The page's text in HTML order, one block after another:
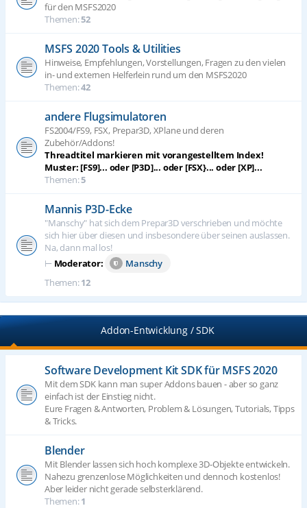
für den MSFS2020
Themen:52
MSFS 2020 Tools & Utilities
Hinweise, Empfehlungen, Vorstellungen, Fragen zu den vielen
in- und externen Helferlein rund um den MSFS2020
Themen:42
andere Flugsimulatoren
FS2004/FS9, FSX, Prepar3D, XPlane und deren
Zubehör/Addons!
Threadtitel markieren mit vorangestelltem Index!
Muster: [FS9]... oder [P3D]... oder [FSX}... oder [XP]...
Themen:5
Mannis P3D-Ecke
"Manschy" hat sich dem Prepar3D verschrieben und möchte
sich hier über diesen und insbesondere über seinen auslassen.
Na, dann mal los!
⊢ Moderator:
Manschy
Themen:12
Addon-Entwicklung / SDK
Software Development Kit SDK für MSFS 2020
Mit dem SDK kann man super Addons bauen - aber so ganz
einfach ist der Einstieg nicht.
Eure Fragen & Antworten, Problem & Lösungen, Tutorials, Tipps
& Tricks.
Blender
Mit Blender lassen sich hoch komplexe 3D-Objekte entwickeln.
Nahezu grenzenlose Möglichkeiten und dennoch kostenlos!
Aber leider nicht gerade selbsterklärend.
Themen:1